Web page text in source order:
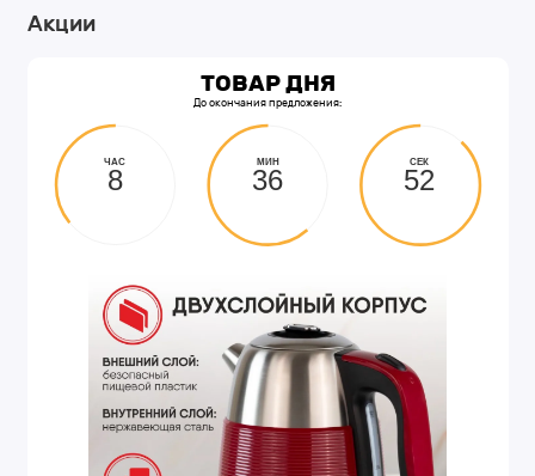
Акции
ТОВАР ДНЯ
До окончания предложения:
ЧАС
8
МИН
36
СЕК
51